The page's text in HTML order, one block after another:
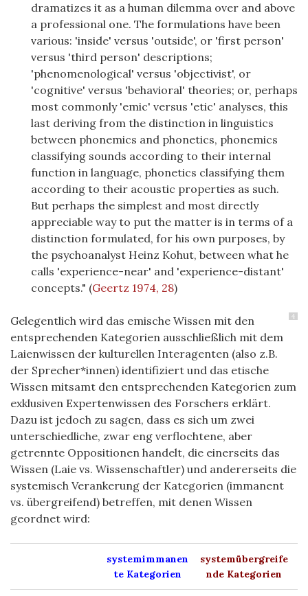
dramatizes it as a human dilemma over and above
a professional one. The formulations have been
various: 'inside' versus 'outside', or 'first person'
versus 'third person' descriptions;
'phenomenological' versus 'objectivist', or
'cognitive' versus 'behavioral' theories; or, perhaps
most commonly 'emic' versus 'etic' analyses, this
last deriving from the distinction in linguistics
between phonemics and phonetics, phonemics
classifying sounds according to their internal
function in language, phonetics classifying them
according to their acoustic properties as such.
But perhaps the simplest and most directly
appreciable way to put the matter is in terms of a
distinction formulated, for his own purposes, by
the psychoanalyst Heinz Kohut, between what he
calls 'experience-near' and 'experience-distant'
concepts." (Geertz 1974, 28)
4
Gelegentlich wird das emische Wissen mit den
entsprechenden Kategorien ausschließlich mit dem
Laienwissen der kulturellen Interagenten (also z.B.
der Sprecher*innen) identifiziert und das etische
Wissen mitsamt den entsprechenden Kategorien zum
exklusiven Expertenwissen des Forschers erklärt.
Dazu ist jedoch zu sagen, dass es sich um zwei
unterschiedliche, zwar eng verflochtene, aber
getrennte Oppositionen handelt, die einerseits das
Wissen (Laie vs. Wissenschaftler) und andererseits die
systemisch Verankerung der Kategorien (immanent
vs. übergreifend) betreffen, mit denen Wissen
geordnet wird:
systemimmanen
te Kategorien
systemübergreife
nde Kategorien